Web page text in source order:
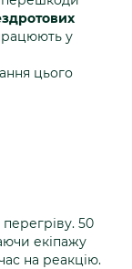
у
цього
50
екіпажу
на реакцію.